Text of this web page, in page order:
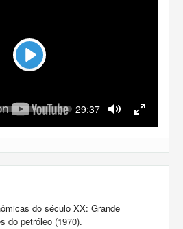
Play
Seek Current
29:37
Mute Fullscreen
do século XX: Grande
do petróleo (1970).